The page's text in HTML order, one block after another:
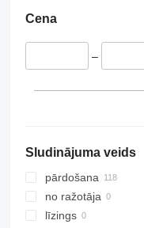
Vito Vācija
Spānija
Cena
–
Sludinājuma veids
pārdošana
no ražotāja
līzings